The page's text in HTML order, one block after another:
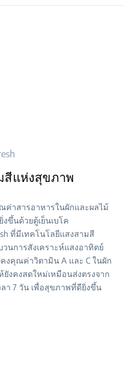
สีแห่งสุขภาพ
ค่าสารอาหารในผักและผลไม้
ขึ้นด้วยตู้เย็นเบโค
ที่มีเทคโนโลยีแสงสามสี
วนการสังเคราะห์แสงอาทิตย์
งคุณค่าวิตามิน A และ C ในผัก
ยังคงสดใหม่เหมือนส่งตรงจาก
ลา 7 วัน เพื่อสุขภาพที่ดียิ่งขึ้น